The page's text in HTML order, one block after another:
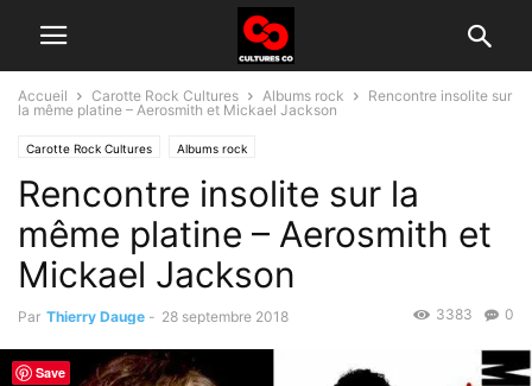
Accueil Carotte Rock Cultures Albums rock
Rencontre insolite sur
la même platine – Aerosmith et Mickael Jackson
Carotte Rock Cultures Albums rock
Rencontre insolite sur la
même platine – Aerosmith et
Mickael Jackson
Par Thierry Dauge - 28 septembre 2018 0
3383
Save